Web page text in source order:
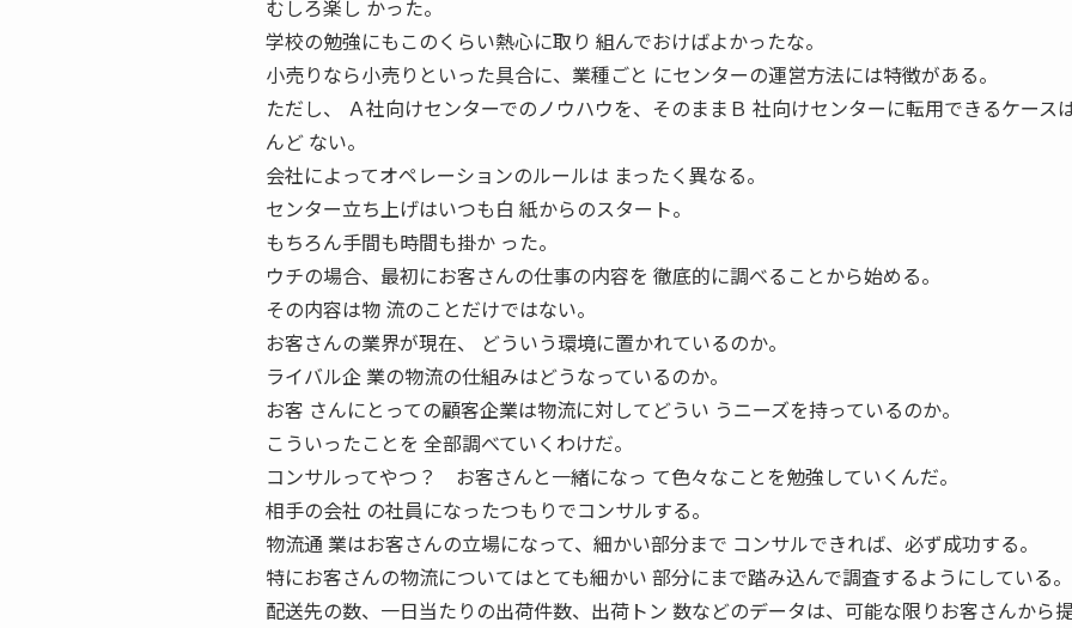
むしろ楽し かった。
学校の勉強にもこのくらい熱心に取り 組んでおけばよかったな。
小売りなら小売りといった具合に、業種ごと にセンターの運営方法には特徴がある。
ただし、 Ａ社向けセンターでのノウハウを、そのままＢ 社向けセンターに転用できるケース
んど ない。
会社によってオペレーションのルールは まったく異なる。
センター立ち上げはいつも白 紙からのスタート。
もちろん手間も時間も掛か った。
ウチの場合、最初にお客さんの仕事の内容を 徹底的に調べることから始める。
その内容は物 流のことだけではない。
お客さんの業界が現在、 どういう環境に置かれているのか。
ライバル企 業の物流の仕組みはどうなっているのか。
お客 さんにとっての顧客企業は物流に対してどうい うニーズを持っているのか。
こういったことを 全部調べていくわけだ。
コンサルってやつ？ お客さんと一緒になっ て色々なことを勉強していくんだ。
相手の会社 の社員になったつもりでコンサルする。
物流通 業はお客さんの立場になって、細かい部分まで コンサルできれば、必ず成功する。
特にお客さんの物流についてはとても細かい 部分にまで踏み込んで調査するようにしている。
配送先の数、一日当たりの出荷件数、出荷トン 数などのデータは、可能な限りお客さんから